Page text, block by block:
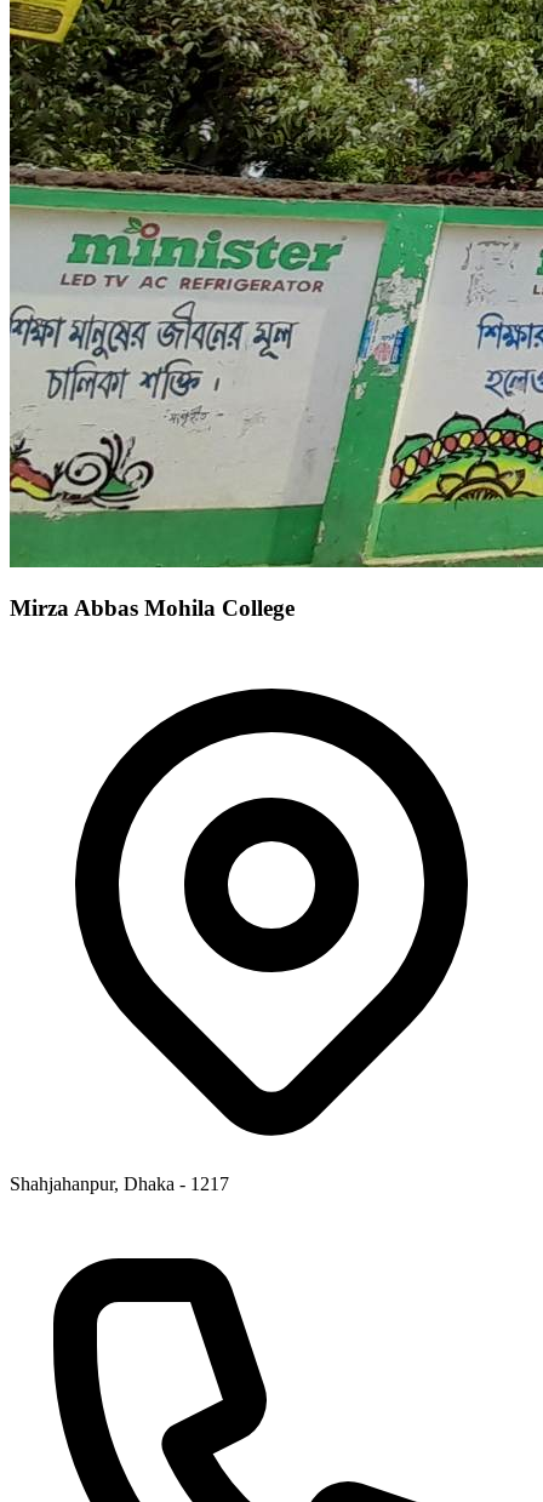
Mirza Abbas Mohila College
Shahjahanpur, Dhaka - 1217